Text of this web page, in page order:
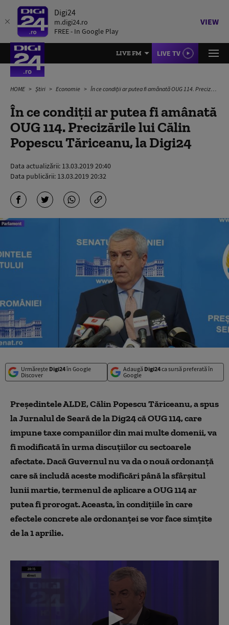
Digi24
m.digi24.ro
FREE - In Google Play
VIEW
LIVE FM LIVE TV
HOME Știri Economie În ce condiții ar putea fi amânată OUG 114. Precizările lui Călin Popescu Tăriceanu, la Digi24
În ce condiții ar putea fi amânată
OUG 114. Precizările lui Călin
Popescu Tăriceanu, la Digi24
Data actualizării: 13.03.2019 20:40
Data publicării: 13.03.2019 20:32
Urmărește Digi24în Google
Discover
Adaugă Digi24ca sursă preferată în
Google
Președintele ALDE, Călin Popescu Tăriceanu, a spus
la Jurnalul de Seară de la Dig24 că OUG 114, care
impune taxe companiilor din mai multe domenii, va
fi modificată în urma discuțiilor cu sectoarele
afectate. Dacă Guvernul nu va da o nouă ordonanță
care să includă aceste modificări până la sfârșitul
lunii martie, termenul de aplicare a OUG 114 ar
putea fi prorogat. Aceasta, în condițiile în care
efectele concrete ale ordonanței se vor face simțite
de la 1 aprilie.